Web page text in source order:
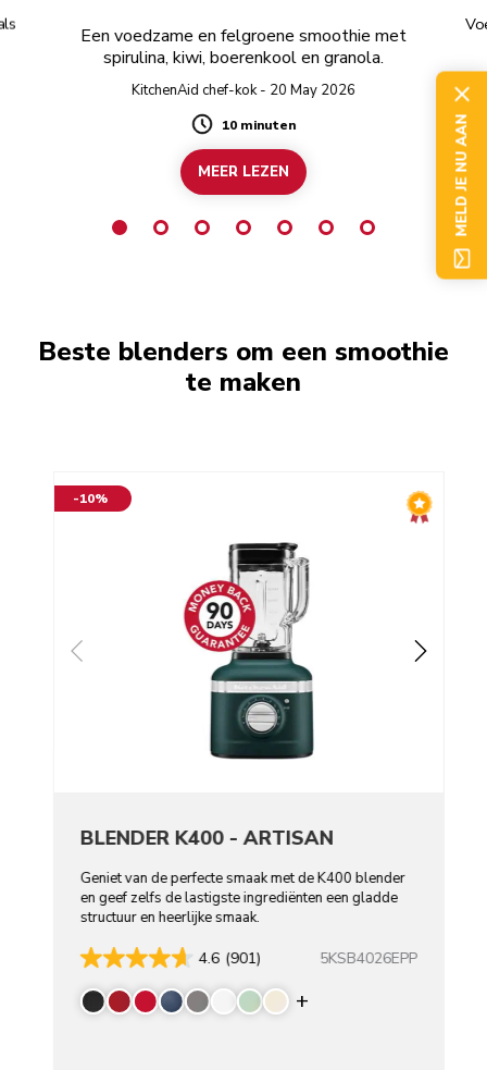
Een voedzame en felgroene smoothie met
spirulina, kiwi, boerenkool en granola.
KitchenAid chef-kok - 20 May 2026
Duration
10 minuten
MEER LEZEN
Beste blenders om een smoothie
te maken
-10%
BLENDER K400 - ARTISAN
Geniet van de perfecte smaak met de K400 blender
en geef zelfs de lastigste ingrediënten een gladde
structuur en heerlijke smaak.
4.6 (901) 5KSB4026EPP
Display more
MELD JE NU AAN